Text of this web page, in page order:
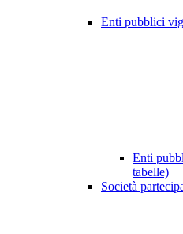
Enti pubblici
Enti
tabelle)
Società